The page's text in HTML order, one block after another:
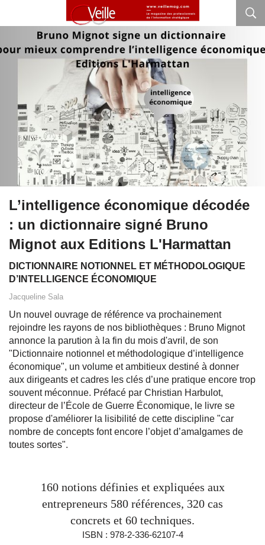
L’intelligence économique décodée
: un dictionnaire signé Bruno
Mignot aux Editions L'Harmattan
DICTIONNAIRE NOTIONNEL ET MÉTHODOLOGIQUE
D’INTELLIGENCE ÉCONOMIQUE
Jacqueline Sala
Un nouvel ouvrage de référence va prochainement
rejoindre les rayons de nos bibliothèques : Bruno Mignot
annonce la parution à la fin du mois d'avril, de son
"Dictionnaire notionnel et méthodologique d’intelligence
économique", un volume et ambitieux destiné à donner
aux dirigeants et cadres les clés d’une pratique encore trop
souvent méconnue. Préfacé par Christian Harbulot,
directeur de l’École de Guerre Économique, le livre se
propose d'améliorer la lisibilité de cette discipline "car
nombre de concepts font encore l’objet d’amalgames de
toutes sortes".
160 notions définies et expliquées aux
entrepreneurs 580 références, 320 cas
concrets et 60 techniques.
ISBN : 978-2-336-62107-4